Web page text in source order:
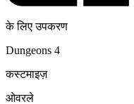
के लिए उपकरण
Dungeons 4
कस्टमाइज़
ओवरले